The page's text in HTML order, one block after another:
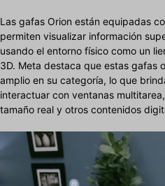
Las gafas Orion están equipadas
permiten visualizar información
usando el entorno físico como un
3D. Meta destaca que estas gafas
amplio en su categoría, lo que
interactuar con ventanas
tamaño real y otros contenidos